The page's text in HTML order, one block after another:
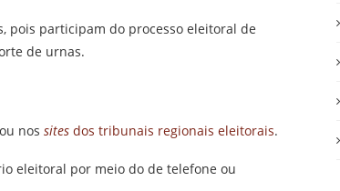
pois participam do processo eleitoral de
de urnas.
nos sites dos tribunais regionais eleitorais.
eleitoral por meio do de telefone ou